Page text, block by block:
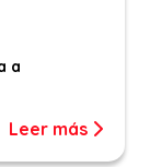
a
Leer más